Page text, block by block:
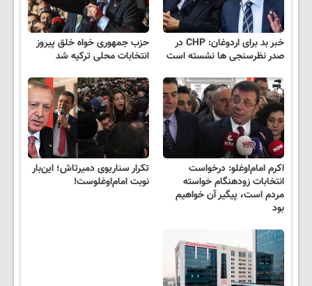
خبر بد برای اردوغان: CHP در
صدر نظرسنجی ها نشسته است
حزب جمهوری خواه خلق پیروز
انتخابات محلی ترکیه شد
اکرم امام‌اوغلو: درخواست
انتخابات زودهنگام خواسته
مردم است، پیگیر آن خواهیم
بود
تکرار سناریوی دمیرتاش؛ این‌بار
نوبت امام‌اوغلوست!